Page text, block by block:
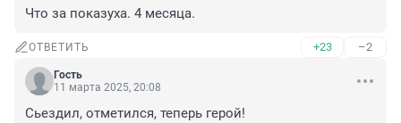
Что за показуха. 4 месяца.
ОТВЕТИТЬ +23 –2
Гость
11 марта 2025, 20:08
Сьездил, отметился, теперь герой!